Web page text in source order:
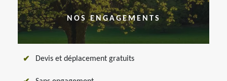
NOS ENGAGEMENTS
Devis et déplacement gratuits